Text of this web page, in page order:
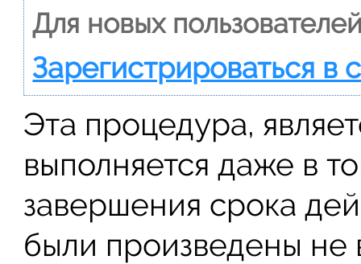
Для новых
Зарегистрироваться в
Эта процедура,
выполняется даже в
завершения срока
были произведены не